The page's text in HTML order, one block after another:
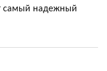
самый надежный